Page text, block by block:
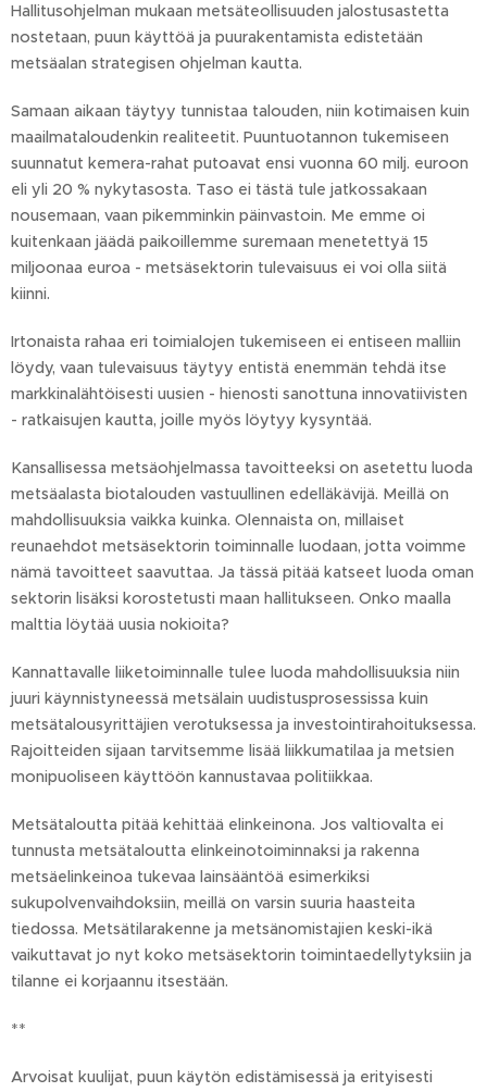
Hallitusohjelman mukaan metsäteollisuuden jalostusastetta
nostetaan, puun käyttöä ja puurakentamista edistetään
metsäalan strategisen ohjelman kautta.
Samaan aikaan täytyy tunnistaa talouden, niin kotimaisen kuin
maailmataloudenkin realiteetit. Puuntuotannon tukemiseen
suunnatut kemera-rahat putoavat ensi vuonna 60 milj. euroon
eli yli 20 % nykytasosta. Taso ei tästä tule jatkossakaan
nousemaan, vaan pikemminkin päinvastoin. Me emme oi
kuitenkaan jäädä paikoillemme suremaan menetettyä 15
miljoonaa euroa - metsäsektorin tulevaisuus ei voi olla siitä
kiinni.
Irtonaista rahaa eri toimialojen tukemiseen ei entiseen malliin
löydy, vaan tulevaisuus täytyy entistä enemmän tehdä itse
markkinalähtöisesti uusien - hienosti sanottuna innovatiivisten
- ratkaisujen kautta, joille myös löytyy kysyntää.
Kansallisessa metsäohjelmassa tavoitteeksi on asetettu luoda
metsäalasta biotalouden vastuullinen edelläkävijä. Meillä on
mahdollisuuksia vaikka kuinka. Olennaista on, millaiset
reunaehdot metsäsektorin toiminnalle luodaan, jotta voimme
nämä tavoitteet saavuttaa. Ja tässä pitää katseet luoda oman
sektorin lisäksi korostetusti maan hallitukseen. Onko maalla
malttia löytää uusia nokioita?
Kannattavalle liiketoiminnalle tulee luoda mahdollisuuksia niin
juuri käynnistyneessä metsälain uudistusprosessissa kuin
metsätalousyrittäjien verotuksessa ja investointirahoituksessa.
Rajoitteiden sijaan tarvitsemme lisää liikkumatilaa ja metsien
monipuoliseen käyttöön kannustavaa politiikkaa.
Metsätaloutta pitää kehittää elinkeinona. Jos valtiovalta ei
tunnusta metsätaloutta elinkeinotoiminnaksi ja rakenna
metsäelinkeinoa tukevaa lainsääntöä esimerkiksi
sukupolvenvaihdoksiin, meillä on varsin suuria haasteita
tiedossa. Metsätilarakenne ja metsänomistajien keski-ikä
vaikuttavat jo nyt koko metsäsektorin toimintaedellytyksiin ja
tilanne ei korjaannu itsestään.
**
Arvoisat kuulijat, puun käytön edistämisessä ja erityisesti